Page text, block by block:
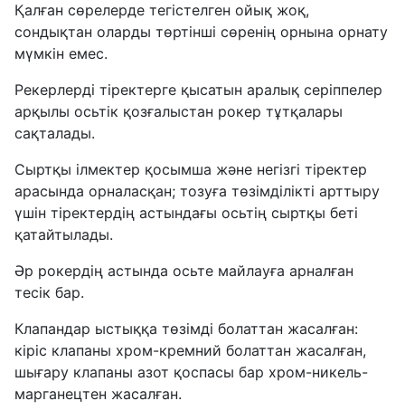
Қалған сөрелерде тегістелген ойық жоқ,
сондықтан оларды төртінші сөренің орнына орнату
мүмкін емес.
Рекерлерді тіректерге қысатын аралық серіппелер
арқылы осьтік қозғалыстан рокер тұтқалары
сақталады.
Сыртқы ілмектер қосымша және негізгі тіректер
арасында орналасқан; тозуға төзімділікті арттыру
үшін тіректердің астындағы осьтің сыртқы беті
қатайтылады.
Әр рокердің астында осьте майлауға арналған
тесік бар.
Клапандар ыстыққа төзімді болаттан жасалған:
кіріс клапаны хром-кремний болаттан жасалған,
шығару клапаны азот қоспасы бар хром-никель-
марганецтен жасалған.